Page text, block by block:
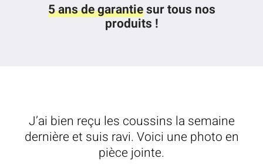
5 ans de garantiesur tous nos
produits !
J’ai bien reçu les coussins la semaine
dernière et suis ravi. Voici une photo en
pièce jointe.